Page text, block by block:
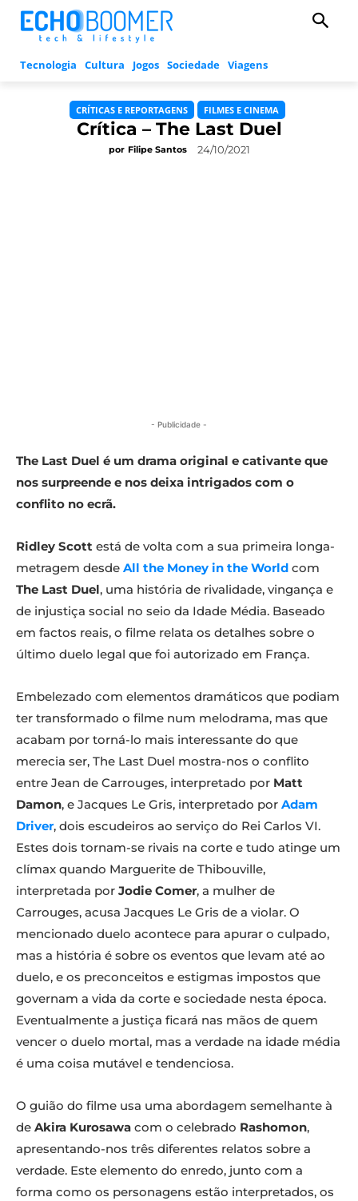
Tecnologia Cultura Jogos Sociedade Viagens
CRÍTICAS E REPORTAGENS FILMES E CINEMA
Crítica – The Last Duel
por Filipe Santos 24/10/2021
- Publicidade -
The Last Duel é um drama original e cativante que
nos surpreende e nos deixa intrigados com o
conflito no ecrã.
Ridley Scott está de volta com a sua primeira longa-
metragem desde All the Money in the World com
The Last Duel, uma história de rivalidade, vingança e
de injustiça social no seio da Idade Média. Baseado
em factos reais, o filme relata os detalhes sobre o
último duelo legal que foi autorizado em França.
Embelezado com elementos dramáticos que podiam
ter transformado o filme num melodrama, mas que
acabam por torná-lo mais interessante do que
merecia ser, The Last Duel mostra-nos o conflito
entre Jean de Carrouges, interpretado por Matt
Damon, e Jacques Le Gris, interpretado por Adam
Driver, dois escudeiros ao serviço do Rei Carlos VI.
Estes dois tornam-se rivais na corte e tudo atinge um
clímax quando Marguerite de Thibouville,
interpretada por Jodie Comer, a mulher de
Carrouges, acusa Jacques Le Gris de a violar. O
mencionado duelo acontece para apurar o culpado,
mas a história é sobre os eventos que levam até ao
duelo, e os preconceitos e estigmas impostos que
governam a vida da corte e sociedade nesta época.
Eventualmente a justiça ficará nas mãos de quem
vencer o duelo mortal, mas a verdade na idade média
é uma coisa mutável e tendenciosa.
O guião do filme usa uma abordagem semelhante à
de Akira Kurosawa com o celebrado Rashomon,
apresentando-nos três diferentes relatos sobre a
verdade. Este elemento do enredo, junto com a
forma como os personagens estão interpretados, os